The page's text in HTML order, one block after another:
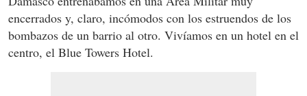
encerrados y, claro, incómodos con los estruendos de los
bombazos de un barrio al otro. Vivíamos en un hotel en el
centro, el Blue Towers Hotel.